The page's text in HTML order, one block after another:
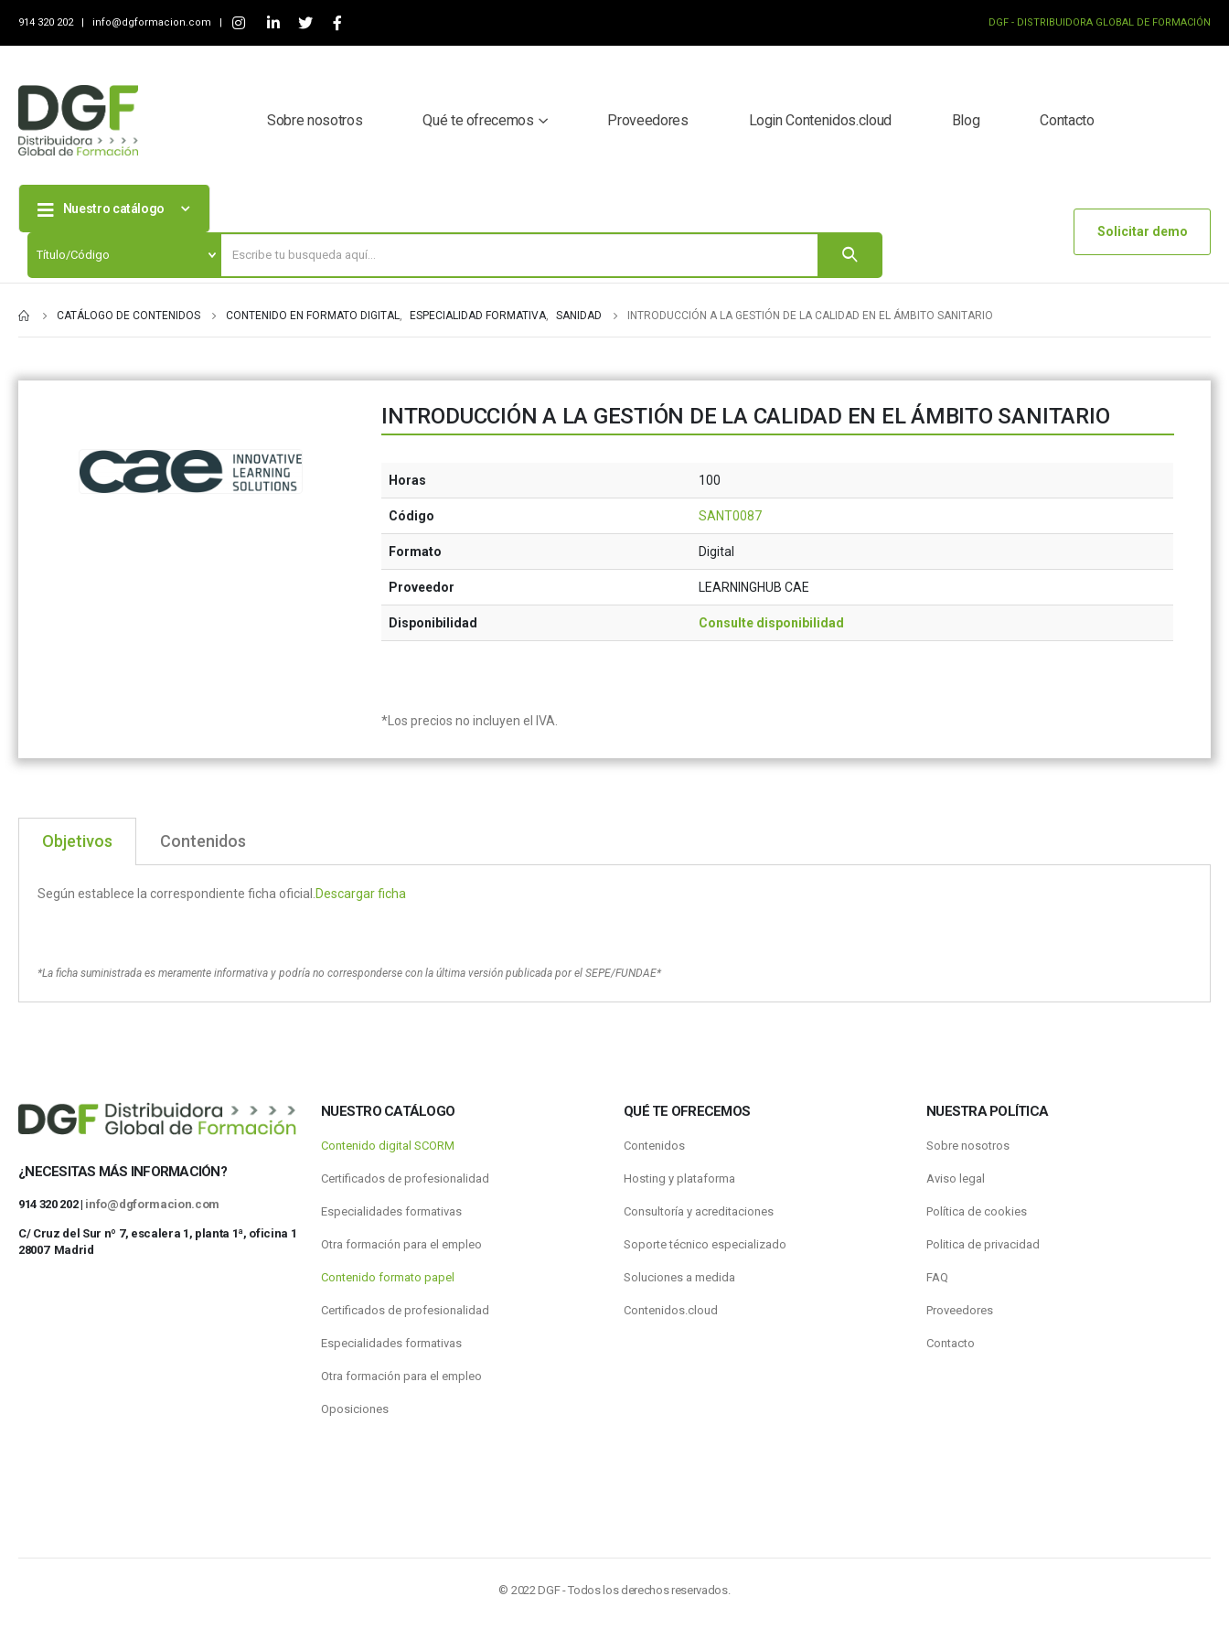
914 320 202 | info@dgformacion.com | DGF - DISTRIBUIDORA GLOBAL DE FORMACIÓN
Sobre nosotros Qué te ofrecemos Proveedores Login Contenidos.cloud Blog Contacto
Nuestro catálogo
Solicitar demo
CATÁLOGO DE CONTENIDOS CONTENIDO EN FORMATO DIGITAL, ESPECIALIDAD FORMATIVA, SANIDAD INTRODUCCIÓN A LA GESTIÓN DE LA CALIDAD EN EL ÁMBITO SANITARIO
INTRODUCCIÓN A LA GESTIÓN DE LA CALIDAD EN EL ÁMBITO SANITARIO
Horas 100
Código SANT0087
Formato Digital
Proveedor LEARNINGHUB CAE
Disponibilidad Consulte disponibilidad
*Los precios no incluyen el IVA.
Objetivos Contenidos
Según establece la correspondiente ficha oficial.Descargar ficha
*La ficha suministrada es meramente informativa y podría no corresponderse con la última versión publicada por el SEPE/FUNDAE*
¿NECESITAS MÁS INFORMACIÓN?
914 320 202 | info@dgformacion.com
C/ Cruz del Sur nº 7, escalera 1, planta 1ª, oficina 1
28007 Madrid
NUESTRO CATÁLOGO
Contenido digital SCORM
Certificados de profesionalidad
Especialidades formativas
Otra formación para el empleo
Contenido formato papel
Certificados de profesionalidad
Especialidades formativas
Otra formación para el empleo
Oposiciones
QUÉ TE OFRECEMOS
Contenidos
Hosting y plataforma
Consultoría y acreditaciones
Soporte técnico especializado
Soluciones a medida
Contenidos.cloud
NUESTRA POLÍTICA
Sobre nosotros
Aviso legal
Política de cookies
Politica de privacidad
FAQ
Proveedores
Contacto
© 2022 DGF - Todos los derechos reservados.